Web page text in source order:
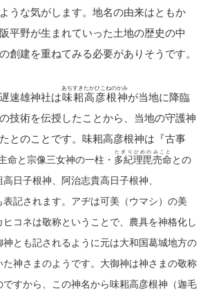
うな気がします。地名の由来はともか
平野が生まれていった土地の歴史の中
創建を重ねてみる必要がありそうです。
速雄神社は味耜高彦根神
あぢすきたかひこねのかみ
が当地に降臨
技術を伝授したことから、当地の守護神
とのことです。味耜高彦根神は『古事
命と宗像三女神の一柱・ 多紀理毘売命
たぎりひめのみこと
との
高日子根神、阿治志貴高日子根神、
表記されます。アヂは可美（ウマシ）の美
コネは敬称ということで、農具を神格化し
神とも記されるように元は大和国葛城地方の
神さまのようです。大御神は神さまの敬称
ですから、この神名から味耜高彦根神（迦毛